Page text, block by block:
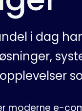
i dag
moderne e-